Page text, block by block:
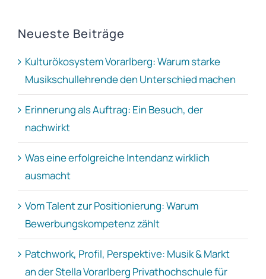
Neueste Beiträge
Kulturökosystem Vorarlberg: Warum starke
Musikschullehrende den Unterschied machen
Erinnerung als Auftrag: Ein Besuch, der
nachwirkt
Was eine erfolgreiche Intendanz wirklich
ausmacht
Vom Talent zur Positionierung: Warum
Bewerbungskompetenz zählt
Patchwork, Profil, Perspektive: Musik & Markt
an der Stella Vorarlberg Privathochschule für